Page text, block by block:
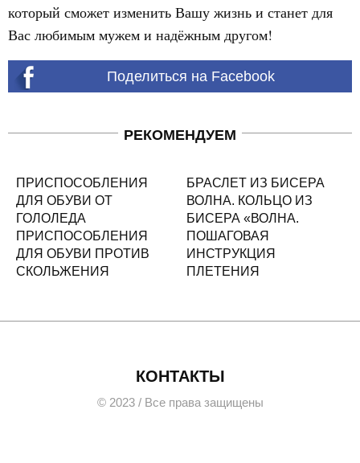
который сможет изменить Вашу жизнь и станет для
Вас любимым мужем и надёжным другом!
Поделиться на Facebook
РЕКОМЕНДУЕМ
ПРИСПОСОБЛЕНИЯ
ДЛЯ ОБУВИ ОТ
ГОЛОЛЕДА
ПРИСПОСОБЛЕНИЯ
ДЛЯ ОБУВИ ПРОТИВ
СКОЛЬЖЕНИЯ
БРАСЛЕТ ИЗ БИСЕРА
ВОЛНА. КОЛЬЦО ИЗ
БИСЕРА «ВОЛНА.
ПОШАГОВАЯ
ИНСТРУКЦИЯ
ПЛЕТЕНИЯ
КОНТАКТЫ
© 2023 / Все права защищены